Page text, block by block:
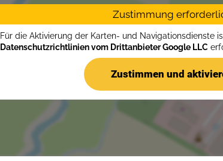
Zustimmung
Für die Aktivierung der Karten- und Navigationsdienste
Datenschutzrichtlinien vom Drittanbieter Google LLC
Zustimmen und